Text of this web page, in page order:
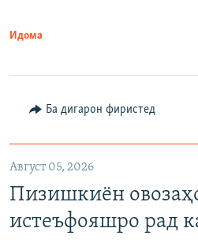
Идома
Ба дигарон фиристед
Август 05, 2026
Пизишкиён
истеъфояшро рад